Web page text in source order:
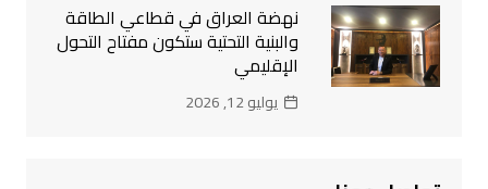
نهضة العراق في قطاعي الطاقة
والبنية التحتية ستكون مفتاح التحول
الإقليمي
يوليو 12, 2026